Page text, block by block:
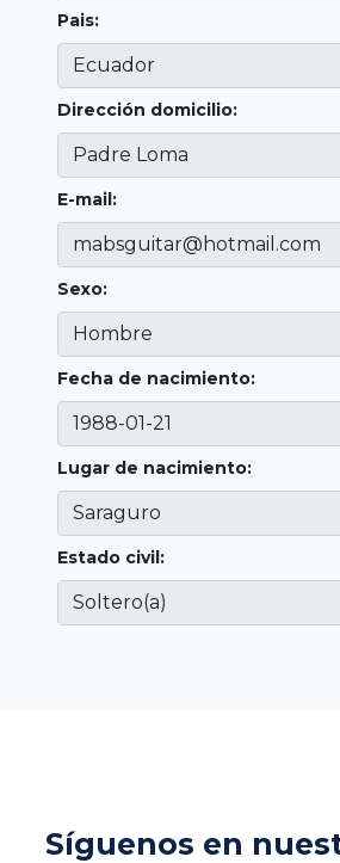
Pais:
Dirección domicilio:
E-mail:
Sexo:
Fecha de nacimiento:
Lugar de nacimiento:
Estado civil:
Síguenos en